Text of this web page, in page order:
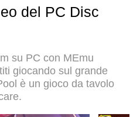
ti aspetti. Scarica e
su PC. Gioca quanto
di batteria, dati mobili e
a Disc Pool Carrom su
della nostra esperienza,
dei tasti
Carrom un vero e
del PC Disc
su PC con MEmu
giocando sul grande
è un gioco da tavolo